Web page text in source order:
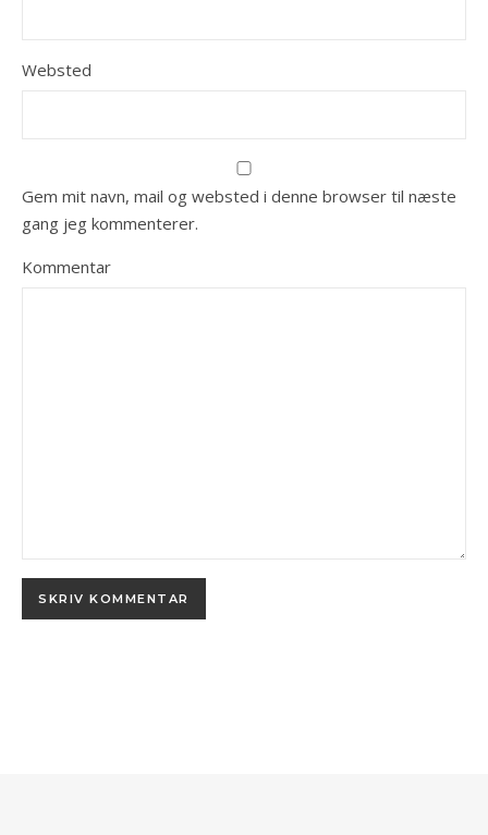
Websted
Gem mit navn, mail og websted i denne browser til næste
gang jeg kommenterer.
Kommentar